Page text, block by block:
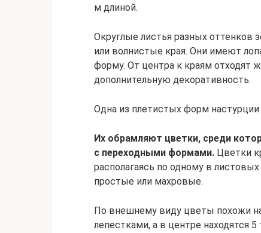
м длиной.
Округлые листья разных оттенков
или волнистые края. Они имеют
форму. От центра к краям отходят
дополнительную декоративность.
Одна из плетистых форм настурции
Их обрамляют цветки, среди
с переходными формами. Цветки
располагаясь по одному в
простые или махровые.
По внешнему виду цветы похожи
лепестками, а в центре находятся